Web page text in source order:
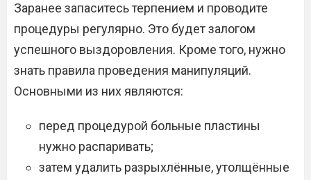
Заранее запаситесь терпением и проводите
процедуры регулярно. Это будет залогом
успешного выздоровления. Кроме того, нужно
знать правила проведения манипуляций.
Основными из них являются:
перед процедурой больные пластины
нужно распаривать;
затем удалить разрыхлённые, утолщённые